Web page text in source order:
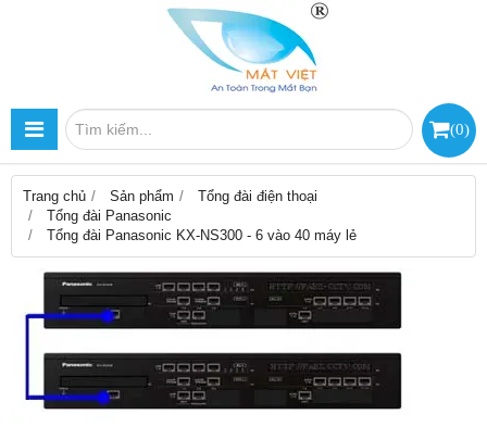
(0)
Trang chủ Sản phẩm
Tổng đài điện thoại
Tổng đài Panasonic
Tổng đài Panasonic KX-NS300 - 6 vào 40 máy lẻ